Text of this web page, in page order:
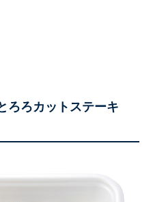
ろろカットステーキ